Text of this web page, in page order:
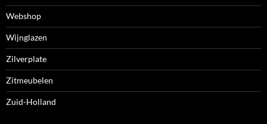
Webshop
Wijnglazen
Zilverplate
Zitmeubelen
Zuid-Holland